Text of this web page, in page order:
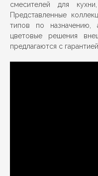
смесителей для
Представленные
типов по назначению,
цветовые решения
предлагаются с